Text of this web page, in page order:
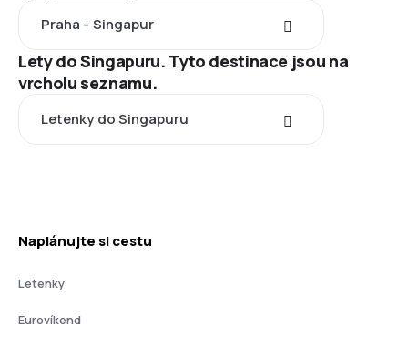
Praha - Singapur
Lety do Singapuru. Tyto destinace jsou na
vrcholu seznamu.
Letenky do Singapuru
Naplánujte si cestu
Letenky
Eurovíkend